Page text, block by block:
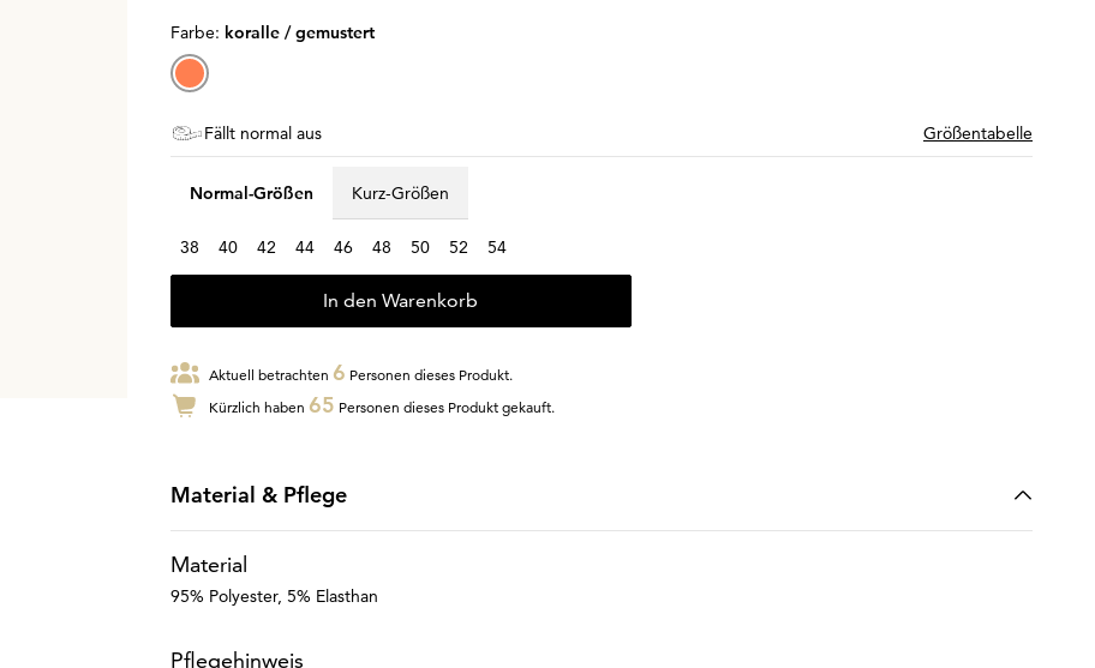
Farbe: koralle / gemustert
Fällt normal aus Größentabelle
Normal-Größen Kurz-Größen
38 40 42 44 46 48 50 52 54
In den Warenkorb
Aktuell betrachten 6 Personen dieses Produkt.
Kürzlich haben 65 Personen dieses Produkt gekauft.
Material & Pflege
Material
95% Polyester, 5% Elasthan
Pflegehinweis